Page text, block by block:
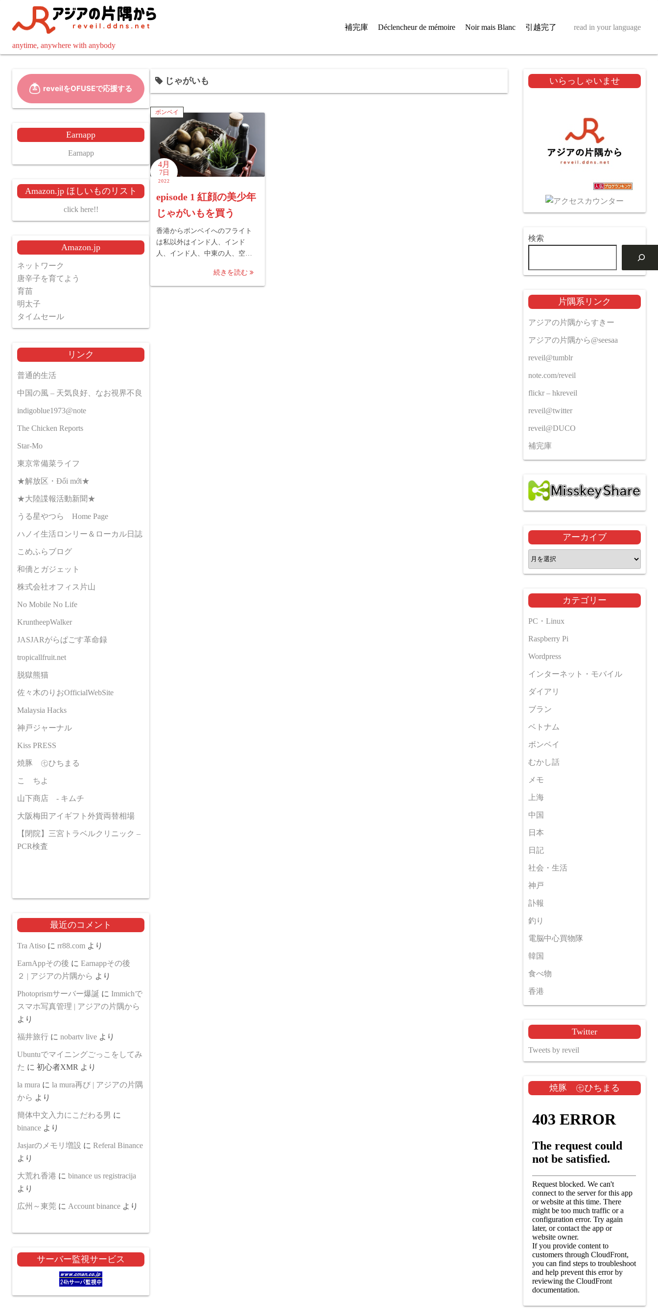
ツ
anytime, anywhere with anybody
補完庫 Déclencheur de mémoire Noir mais Blanc 引越完了 read in your language
じゃがいも
ボンベイ
4月
7日
2022
episode 1 紅顔の美少年
じゃがいもを買う
香港からボンベイへのフライト
は私以外はインド人、インド
人、インド人、中東の人、空…
続きを読む
Earnapp
Earnapp
Amazon.jp ほしいものリスト
click here!!
Amazon.jp
ネットワーク
唐辛子を育てよう
育苗
明太子
タイムセール
リンク
普通的生活
中国の風 – 天気良好、なお視界不良
indigoblue1973@note
The Chicken Reports
Star-Mo
東京常備菜ライフ
★解放区・Đổi mới★
★大陸諜報活動新聞★
うる星やつら Home Page
ハノイ生活ロンリー＆ローカル日誌
こめふらブログ
和僑とガジェット
株式会社オフィス片山
No Mobile No Life
KruntheepWalker
JASJARがらぱごす革命録
tropicallfruit.net
脱獄熊猫
佐々木のりおOfficialWebSite
Malaysia Hacks
神戸ジャーナル
Kiss PRESS
焼豚 ㊆ひちまる
こゝちよ
山下商店 - キムチ
大阪梅田アイギフト外貨両替相場
【閉院】三宮トラベルクリニック –
PCR検査
最近のコメント
Tra Atiso に rr88.com より
EarnAppその後 に Earnappその後
２ | アジアの片隅から より
Photoprismサーバー爆誕 に Immichで
スマホ写真管理 | アジアの片隅から
より
福井旅行 に nobartv live より
Ubuntuでマイニングごっこをしてみ
た に 初心者XMR より
la mura に la mura再び | アジアの片隅
から より
簡体中文入力にこだわる男 に
binance より
Jasjarのメモリ増設 に Referal Binance
より
大荒れ香港 に binance us registracija
より
広州～東莞 に Account binance より
サーバー監視サービス
いらっしゃいませ
検索
片隅系リンク
アジアの片隅からすきー
アジアの片隅から@seesaa
reveil@tumblr
note.com/reveil
flickr – hkreveil
reveil@twitter
reveil@DUCO
補完庫
アーカイブ
ア
ー
イ
ブ
カテゴリー
PC・Linux
Raspberry Pi
Wordpress
インターネット・モバイル
ダイアリ
ブラン
ベトナム
ボンベイ
むかし話
メモ
上海
中国
日本
日記
社会・生活
神戸
訃報
釣り
電脳中心買物隊
韓国
食べ物
香港
Twitter
Tweets by reveil
焼豚 ㊆ひちまる